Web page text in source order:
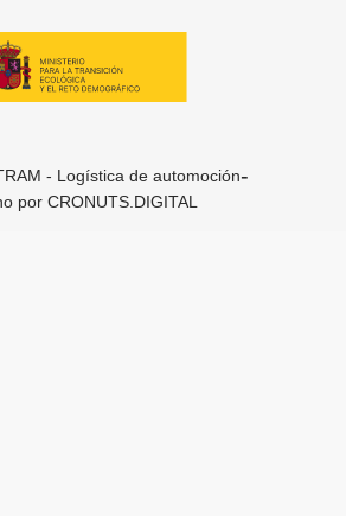
- Logística de automoción-
por CRONUTS.DIGITAL